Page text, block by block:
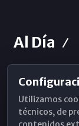
Al Día
Horarios de
Hemeroteca
Utilizamos
técnicos, de